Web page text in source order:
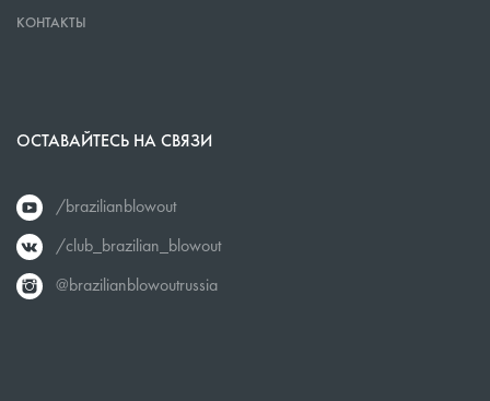
КОНТАКТЫ
ОСТАВАЙТЕСЬ НА СВЯЗИ
/brazilianblowout
/club_brazilian_blowout
@brazilianblowoutrussia